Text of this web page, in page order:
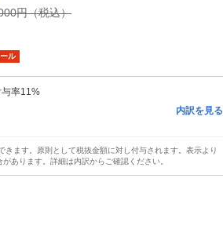
円（税込）
ル
率11%
内訳を見る
きます。原則として税抜金額に対し付与されます。表示より
あります。詳細は内訳からご確認ください。